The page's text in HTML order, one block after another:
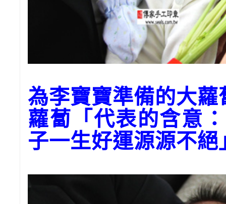
為李寶寶準備的大蘿
蘿蔔「代表的含意
子一生好運源源不絕